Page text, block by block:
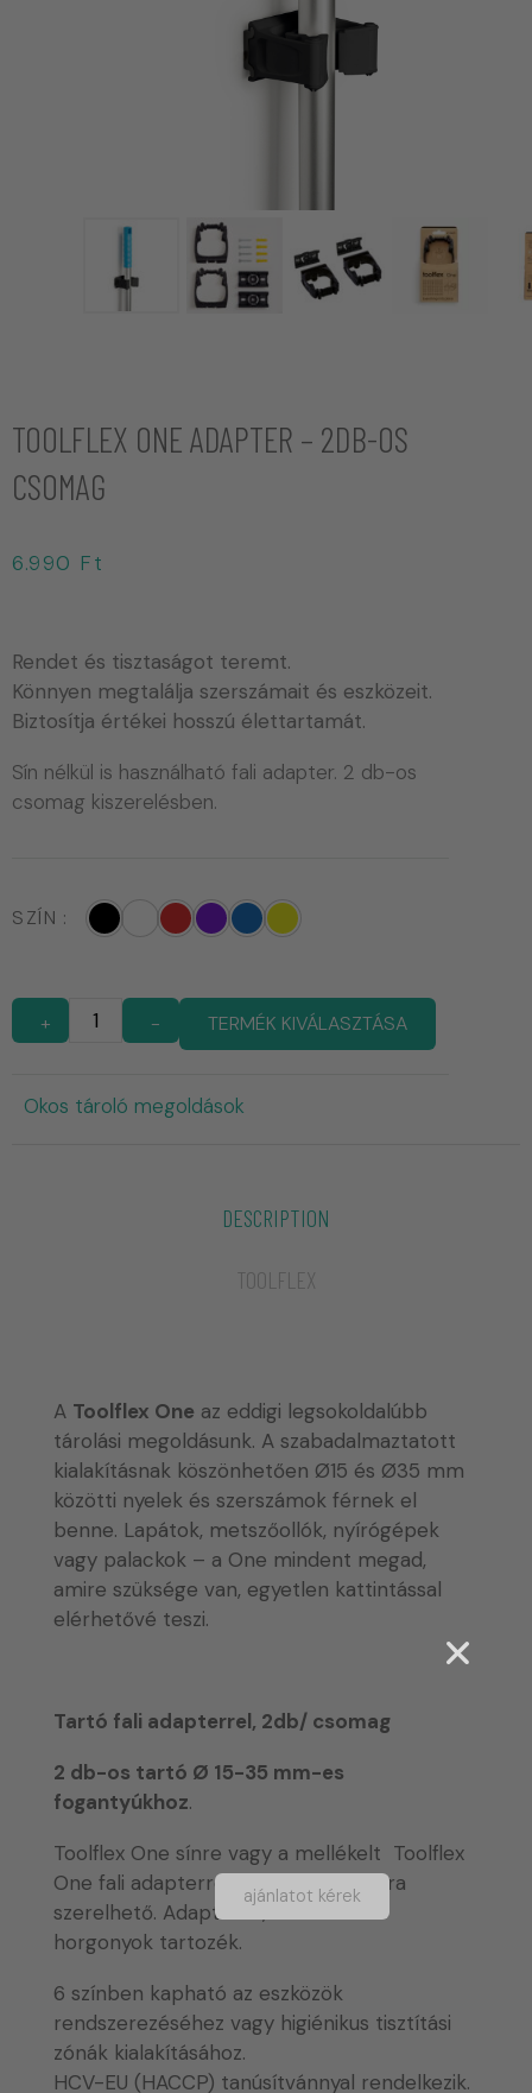
TOOLFLEX ONE ADAPTER – 2DB-OS
CSOMAG
6.990 Ft
Rendet és tisztaságot teremt.
Könnyen megtalálja szerszámait és eszközeit.
Biztosítja értékei hosszú élettartamát.
Sín nélkül is használható fali adapter. 2 db-os
csomag kiszerelésben.
SZÍN
+ - TERMÉK KIVÁLASZTÁSA
Okos tároló megoldások
DESCRIPTION
TOOLFLEX
A Toolflex One az eddigi legsokoldalúbb
tárolási megoldásunk. A szabadalmaztatott
kialakításnak köszönhetően Ø15 és Ø35 mm
közötti nyelek és szerszámok férnek el
benne. Lapátok, metszőollók, nyírógépek
vagy palackok – a One mindent megad,
amire szüksége van, egyetlen kattintással
elérhetővé teszi.
Tartó fali adapterrel, 2db/ csomag
2 db-os tartó Ø 15-35 mm-es
fogantyúkhoz.
Toolflex One sínre vagy a mellékelt Toolflex
One fali adapterrel közvetlenül a falra
szerelhető. Adapterek, csavarok és
horgonyok tartozék.
6 színben kapható az eszközök
rendszerezéséhez vagy higiénikus tisztítási
zónák kialakításához.
HCV-EU (HACCP) tanúsítvánnyal rendelkezik.
ajánlatot kérek